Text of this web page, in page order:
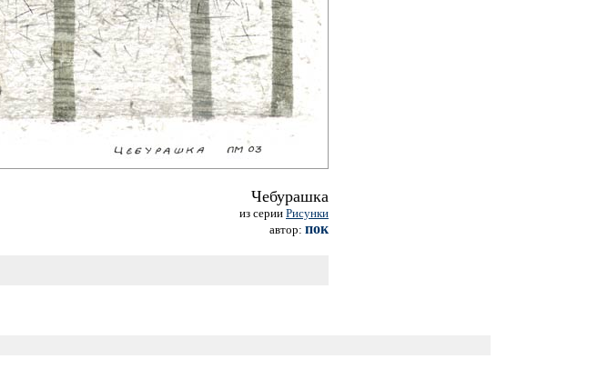
Чебурашка
из серии Рисунки
автор: пок